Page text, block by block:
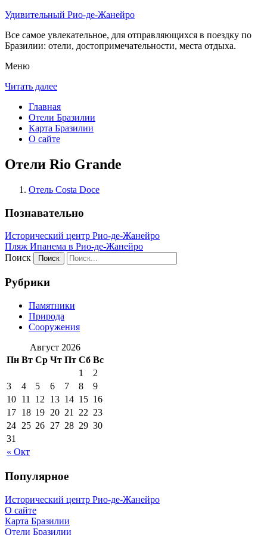
Удивительный Рио-де-Жанейро
Все самое увлекательное, для отправляющихся в поездку по
Бразилии: отели, достопримечательности, места отдыха.
Меню
Читать далее
Главная
Отели Бразилии
Карта Бразилии
О сайте
Отели Rio Grande
Отель Costa Doce
Познавательно
Исторический центр Рио-де-Жанейро
Пляж Ипанема в Рио-де-Жанейро
Поиск
Рубрики
Памятники
Природа
Сооружения
Август 2026
Пн Вт Ср Чт Пт Сб Вс
« Окт
1
2
3
4 5 6 7 8
9
10 11 12 13 14 15 16
17 18 19 20 21 22 23
24 25 26 27 28 29 30
31
Популярное
Исторический центр Рио-де-Жанейро
О сайте
Карта Бразилии
Отели Бразилии